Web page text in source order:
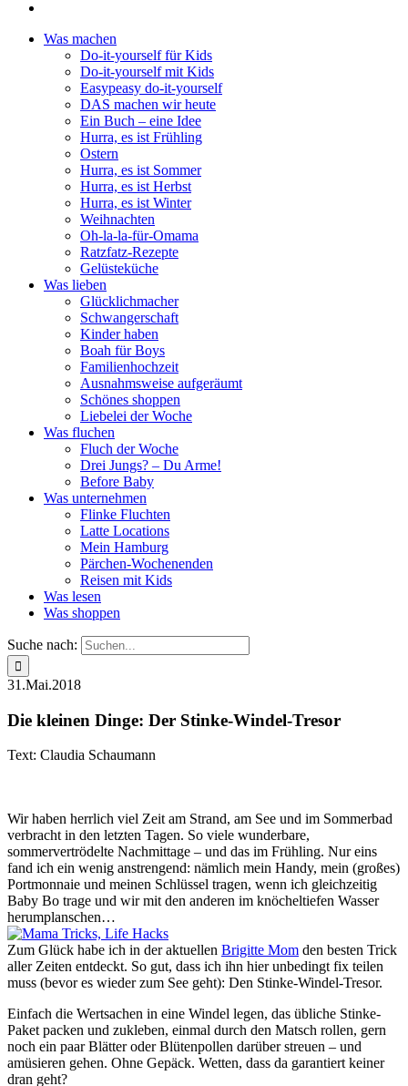
Was machen
Do-it-yourself für Kids
Do-it-yourself mit Kids
Easypeasy do-it-yourself
DAS machen wir heute
Ein Buch – eine Idee
Hurra, es ist Frühling
Ostern
Hurra, es ist Sommer
Hurra, es ist Herbst
Hurra, es ist Winter
Weihnachten
Oh-la-la-für-Omama
Ratzfatz-Rezepte
Gelüsteküche
Was lieben
Glücklichmacher
Schwangerschaft
Kinder haben
Boah für Boys
Familienhochzeit
Ausnahmsweise aufgeräumt
Schönes shoppen
Liebelei der Woche
Was fluchen
Fluch der Woche
Drei Jungs? – Du Arme!
Before Baby
Was unternehmen
Flinke Fluchten
Latte Locations
Mein Hamburg
Pärchen-Wochenenden
Reisen mit Kids
Was lesen
Was shoppen
Suche nach:
31.Mai.2018
Die kleinen Dinge: Der Stinke-Windel-Tresor
Text: Claudia Schaumann
Wir haben herrlich viel Zeit am Strand, am See und im Sommerbad
verbracht in den letzten Tagen. So viele wunderbare,
sommervertrödelte Nachmittage – und das im Frühling. Nur eins
fand ich ein wenig anstrengend: nämlich mein Handy, mein (großes)
Portmonnaie und meinen Schlüssel tragen, wenn ich gleichzeitig
Baby Bo trage und wir mit den anderen im knöcheltiefen Wasser
herumplanschen…
Zum Glück habe ich in der aktuellen Brigitte Mom den besten Trick
aller Zeiten entdeckt. So gut, dass ich ihn hier unbedingt fix teilen
muss (bevor es wieder zum See geht): Den Stinke-Windel-Tresor.
Einfach die Wertsachen in eine Windel legen, das übliche Stinke-
Paket packen und zukleben, einmal durch den Matsch rollen, gern
noch ein paar Blätter oder Blütenpollen darüber streuen – und
amüsieren gehen. Ohne Gepäck. Wetten, dass da garantiert keiner
dran geht?